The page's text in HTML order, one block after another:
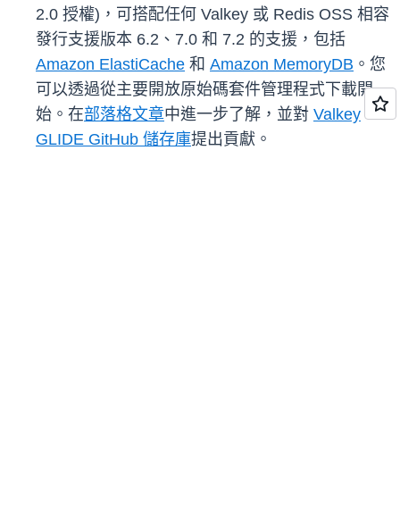
2.0 授權)，可搭配任何 Valkey 或 Redis OSS 相容
發行支援版本 6.2、7.0 和 7.2 的支援，包括
Amazon ElastiCache 和 Amazon MemoryDB 。您
可以透過從主要開放原始碼套件管理程式下載開
始。在部落格文章中進一步了解，並對 Valkey
GLIDE GitHub 儲存庫提出貢獻。